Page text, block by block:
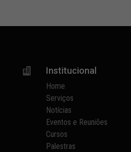
 Institucional
Home
Serviços
Notícias
Eventos e Reuniões
Cursos
Palestras